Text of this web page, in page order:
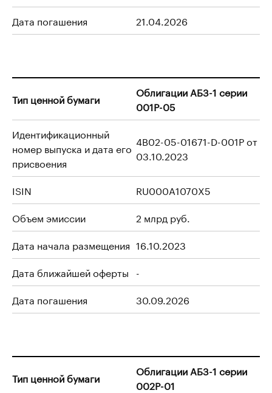
Дата погашения
21.04.2026
Тип ценной бумаги
Облигации АБЗ-1 серии
001Р-05
Идентификационный
номер выпуска и дата его
присвоения
4B02-05-01671-D-001P от
03.10.2023
ISIN
RU000A1070X5
Объем эмиссии
2 млрд руб.
Дата начала размещения 16.10.2023
Дата ближайшей оферты -
Дата погашения
30.09.2026
Тип ценной бумаги
Облигации АБЗ-1 серии
002Р-01